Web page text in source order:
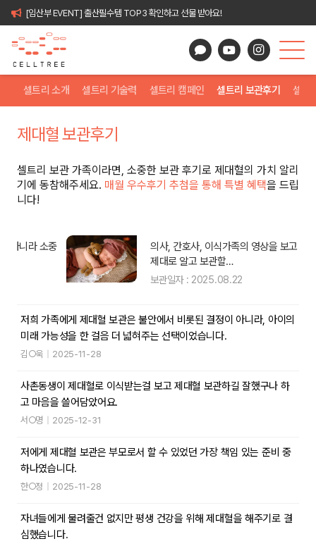
[임산부 EVENT] 출산필수템 TOP3 확인하고 선물 받아요!
셀트리 소개 셀트리 기술력 셀트리 캠페인 셀트리 보관후기 셀트
제대혈 보관후기
셀트리 보관 가족이라면, 소중한 보관 후기로 제대혈의 가치 알리
기에 동참해주세요. 매월 우수후기 추첨을 통해 특별 혜택을 드립
니다!
의사, 간호사, 이식가족의 영상을 보고 제대혈에
제대로 알고 보관할…
보관일자 : 2025.08.22
저희 가족에게 제대혈 보관은 불안에서 비롯된 결정이 아니라, 아이의
미래 가능성을 한 걸음 더 넓혀주는 선택이었습니다.
김○욱 2025-11-28
사촌동생이 제대혈로 이식받는걸 보고 제대혈 보관하길 잘했구나 하
고 마음을 쓸어담았어요.
서○명 2025-12-31
저에게 제대혈 보관은 부모로서 할 수 있었던 가장 책임 있는 준비 중
하나였습니다.
한○정 2025-11-28
자녀들에게 물려줄건 없지만 평생 건강을 위해 제대혈을 해주기로 결
심했습니다.